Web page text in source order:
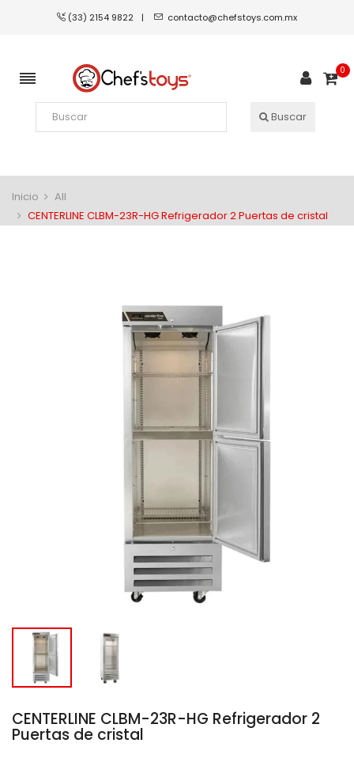
(33) 2154 9822 | contacto@chefstoys.com.mx
0
Buscar
Inicio
All
CENTERLINE CLBM-23R-HG Refrigerador 2 Puertas de cristal
CENTERLINE CLBM-23R-HG Refrigerador 2
Puertas de cristal